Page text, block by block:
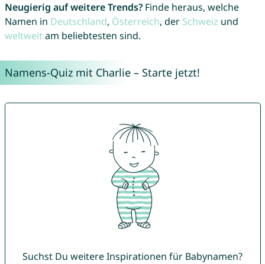
Neugierig auf weitere Trends?Finde heraus, welche
Namen in Deutschland, Österreich, der Schweiz und
weltweitam beliebtesten sind.
Namens-Quiz mit Charlie – Starte jetzt!
Suchst Du weitere Inspirationen für Babynamen?